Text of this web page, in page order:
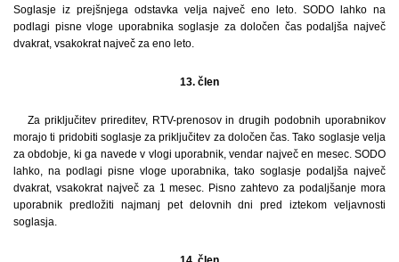
Soglasje iz prejšnjega odstavka velja največ eno leto. SODO lahko na
podlagi pisne vloge uporabnika soglasje za določen čas podaljša največ
dvakrat, vsakokrat največ za eno leto.
13. člen
Za priključitev prireditev, RTV-prenosov in drugih podobnih uporabnikov
morajo ti pridobiti soglasje za priključitev za določen čas. Tako soglasje velja
za obdobje, ki ga navede v vlogi uporabnik, vendar največ en mesec. SODO
lahko, na podlagi pisne vloge uporabnika, tako soglasje podaljša največ
dvakrat, vsakokrat največ za 1 mesec. Pisno zahtevo za podaljšanje mora
uporabnik predložiti najmanj pet delovnih dni pred iztekom veljavnosti
soglasja.